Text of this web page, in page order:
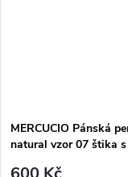
MERCUCIO Pánská
natural vzor 07 štika